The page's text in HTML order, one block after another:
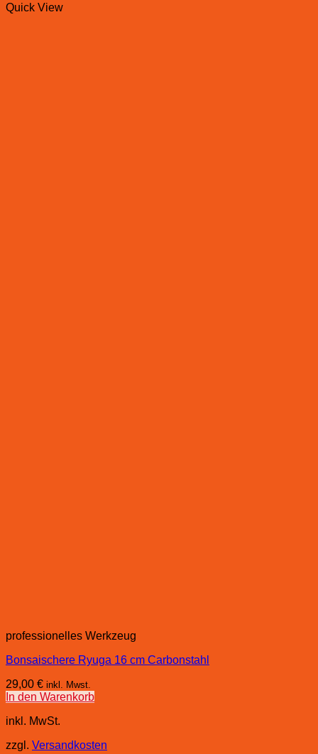
Quick View
professionelles Werkzeug
Bonsaischere Ryuga 16 cm Carbonstahl
29,00 € inkl. Mwst.
In den Warenkorb
inkl. MwSt.
zzgl. Versandkosten